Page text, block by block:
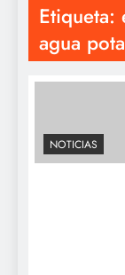
Etiqueta:
agua
NOTICIAS